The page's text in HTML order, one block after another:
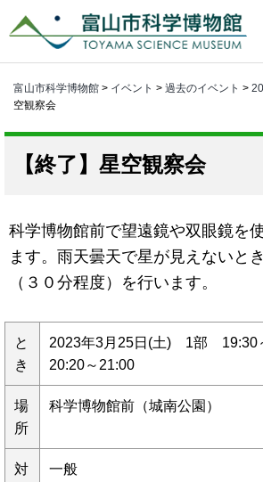
富山市科学博物館 > イベント > 過去のイベント >
空観察会
星空観察会
科学博物館前で望遠鏡や双眼鏡を
ます。雨天曇天で星が見えないと
（３０分程度）を行います。
と
き
2023年3月25日(土) 1部 19:30
20:20～21:00
場
所
科学博物館前（城南公園）
対
一般